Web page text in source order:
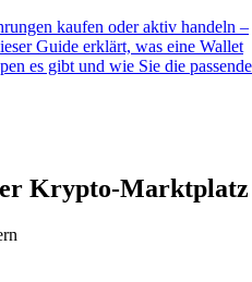
kaufen oder aktiv handeln –
Guide erklärt, was eine Wallet
es gibt und wie Sie die passende
Krypto-Marktplatz